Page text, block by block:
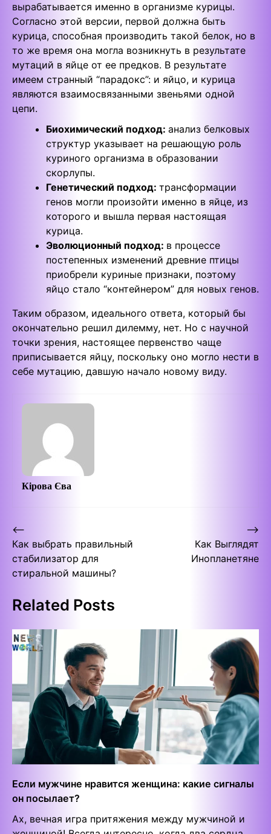
вырабатывается именно в организме курицы.
Согласно этой версии, первой должна быть
курица, способная производить такой белок, но в
то же время она могла возникнуть в результате
мутаций в яйце от ее предков. В результате
имеем странный “парадокс”: и яйцо, и курица
являются взаимосвязанными звеньями одной
цепи.
Биохимический подход: анализ белковых
структур указывает на решающую роль
куриного организма в образовании
скорлупы.
Генетический подход: трансформации
генов могли произойти именно в яйце, из
которого и вышла первая настоящая
курица.
Эволюционный подход: в процессе
постепенных изменений древние птицы
приобрели куриные признаки, поэтому
яйцо стало “контейнером” для новых генов.
Таким образом, идеального ответа, который бы
окончательно решил дилемму, нет. Но с научной
точки зрения, настоящее первенство чаще
приписывается яйцу, поскольку оно могло нести в
себе мутацию, давшую начало новому виду.
Кірова Єва
Post
navigation
⟵
Как выбрать правильный
стабилизатор для
стиральной машины?
Как Выглядят
Инопланетяне
⟶
Related Posts
Если мужчине нравится женщина: какие сигналы
он посылает?
Ах, вечная игра притяжения между мужчиной и